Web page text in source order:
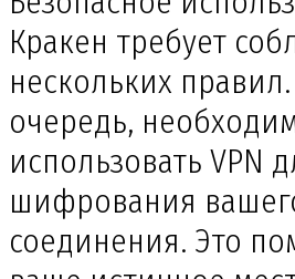
Кракен требует
нескольких
очередь,
использовать VPN
шифрования
соединения. Это